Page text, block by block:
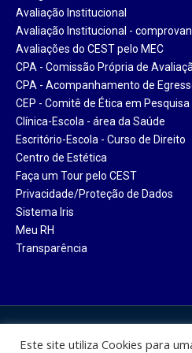
Avaliação Institucional
Avaliação Institucional -
Avaliações do CEST pelo MEC
CPA - Comissão Própria de
CPA - Acompanhamento de
CEP - Comitê de Ética em Pesquisa
Clínica-Escola - área da Saúde
Escritório-Escola - Curso de Direito
Centro de Estética
Faça um Tour pelo CEST
Privacidade/Proteção de Dados
Sistema Iris
Meu RH
Transparência
Este site utiliza Cookies para